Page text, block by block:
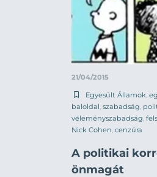
21/04/2015
Egyesült Államok
baloldal szabadság
véleményszabadság
Nick Cohen cenzúra
A politikai
önmagát